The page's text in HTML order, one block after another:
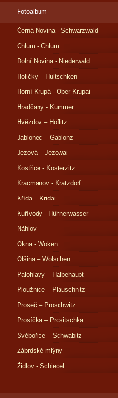
Fotoalbum
Černá Novina - Schwarzwald
Chlum - Chlum
Dolní Novina - Niederwald
Holičky – Hultschken
Horní Krupá - Ober Krupai
Hradčany - Kummer
Hvězdov – Höflitz
Jablonec – Gablonz
Jezová – Jezowai
Kostřice - Kosterzitz
Kracmanov - Kratzdorf
Křída – Kridai
Kuřívody - Hühnerwasser
Náhlov
Okna - Woken
Olšina – Wolschen
Palohlavy – Halbehaupt
Ploužnice – Plauschnitz
Proseč – Proschwitz
Prosíčka – Prositschka
Svébořice – Schwabitz
Zábrdské mlýny
Židlov - Schiedel